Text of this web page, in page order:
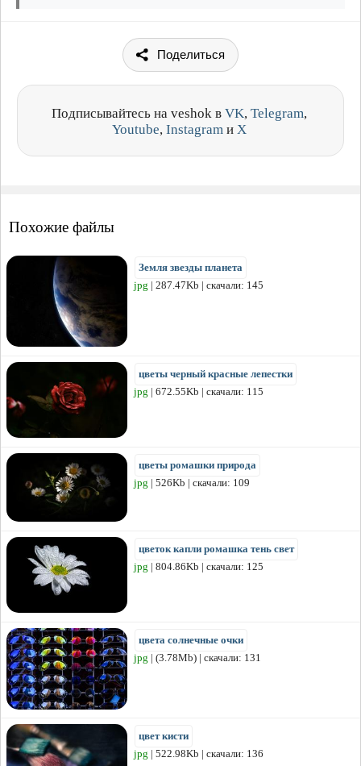
Поделиться
Подписывайтесь на veshok в VK, Telegram,
Youtube, Instagram и X
Похожие файлы
Земля звезды планета
jpg | 287.47Kb | скачали: 145
цветы черный красные лепестки
jpg | 672.55Kb | скачали: 115
цветы ромашки природа
jpg | 526Kb | скачали: 109
цветок капли ромашка тень свет
jpg | 804.86Kb | скачали: 125
цвета солнечные очки
jpg | (3.78Mb) | скачали: 131
цвет кисти
jpg | 522.98Kb | скачали: 136